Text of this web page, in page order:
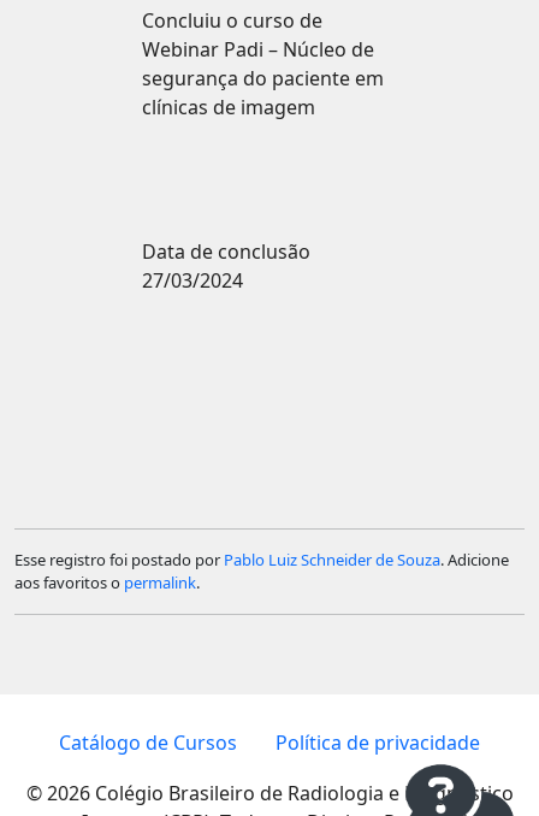
Concluiu o curso de
Webinar Padi – Núcleo de
segurança do paciente em
clínicas de imagem
Data de conclusão
27/03/2024
Esse registro foi postado por Pablo Luiz Schneider de Souza. Adicione
aos favoritos o permalink.
Catálogo de Cursos
Política de privacidade
© 2026 Colégio Brasileiro de Radiologia e Diagnóstico